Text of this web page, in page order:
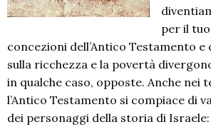
per il
concezioni dell’Antico Testamento e
sulla ricchezza e la povertà
in qualche caso, opposte. Anche nei
l’Antico Testamento si compiace di
dei personaggi della storia di